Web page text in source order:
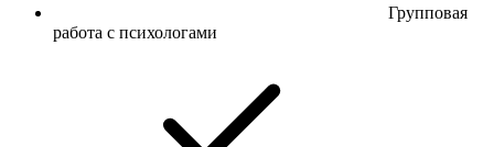
Групповая
работа с психологами